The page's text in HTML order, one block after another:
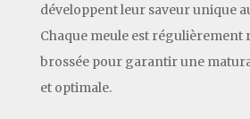
développent leur saveur unique
Chaque meule est régulièrement
brossée pour garantir une
et optimale.